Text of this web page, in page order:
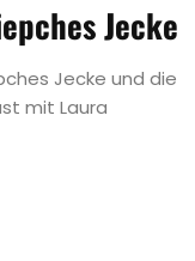
Jecke
Jecke und die
mit Laura